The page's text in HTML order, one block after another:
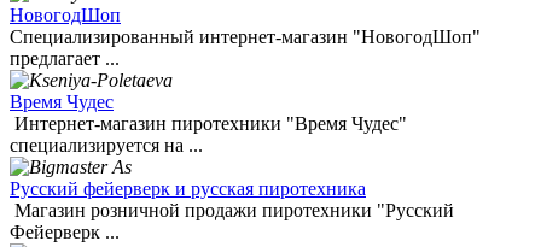
НовогодШоп
Специализированный интернет-магазин "НовогодШоп"
предлагает ...
Время Чудес
Интернет-магазин пиротехники "Время Чудес"
специализируется на ...
Русский фейерверк и русская пиротехника
Магазин розничной продажи пиротехники "Русский
Фейерверк ...